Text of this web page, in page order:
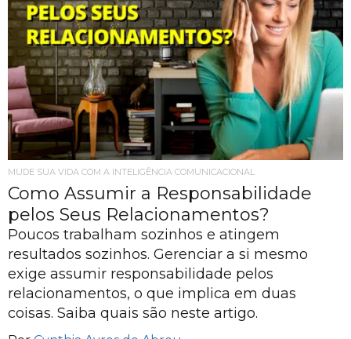
MUDE SUA VIDA COM A INTELIGÊNCIA COMUNICACIONAL
Como Assumir a Responsabilidade
pelos Seus Relacionamentos?
Poucos trabalham sozinhos e atingem
resultados sozinhos. Gerenciar a si mesmo
exige assumir responsabilidade pelos
relacionamentos, o que implica em duas
coisas. Saiba quais são neste artigo.